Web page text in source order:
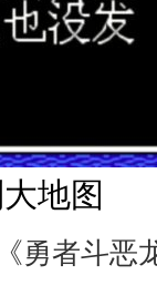
地图
勇者斗恶